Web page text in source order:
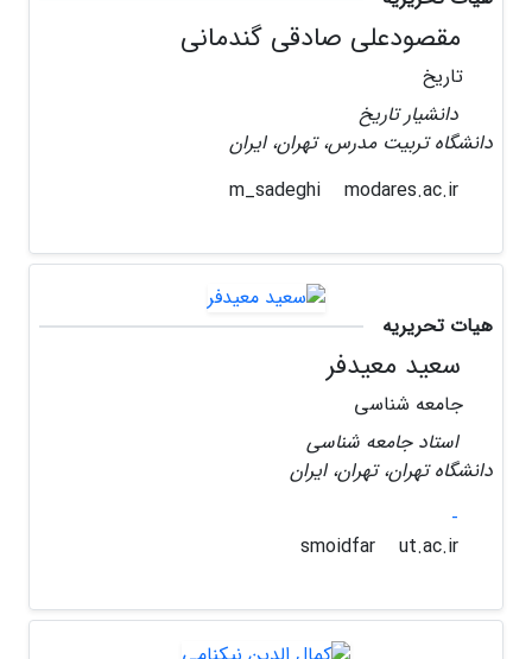
مقصودعلی صادقی گندمانی
تاریخ
دانشیار تاریخ
دانشگاه تربیت مدرس، تهران، ایران
modares.ac.ir
هیات تحریریه
سعید معیدفر
جامعه شناسی
استاد جامعه شناسی
دانشگاه تهران، تهران، ایران
-
ut.ac.ir